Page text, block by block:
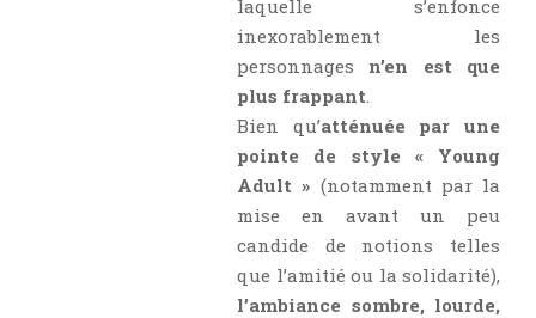
laquelle s’enfonce
inexorablement les
personnages n’en est que
plus frappant.
Bien qu’atténuée par une
pointe de style « Young
Adult » (notamment par la
mise en avant un peu
candide de notions telles
que l’amitié ou la solidarité),
l’ambiance sombre, lourde,